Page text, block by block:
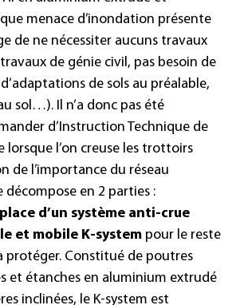
menace d’inondation présente
de ne nécessiter aucuns travaux
de génie civil, pas besoin de
de sols au préalable,
sol…). Il n’a donc pas été
d’Instruction Technique de
lorsque l’on creuse les trottoirs
de l’importance du réseau
décompose en 2 parties :
d’un système anti-crue
et mobile K-system pour le reste
protéger. Constitué de poutres
et étanches en aluminium extrudé
inclinées, le K-system est